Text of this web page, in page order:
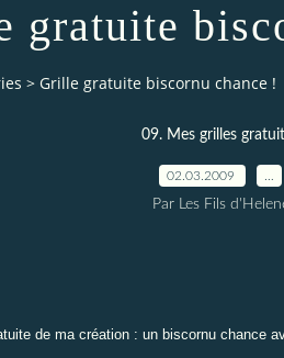
gratuite
> Grille gratuite biscornu chance !
09. Mes grilles
02.03.2009
Par Les Fils
de ma création : un biscornu chance